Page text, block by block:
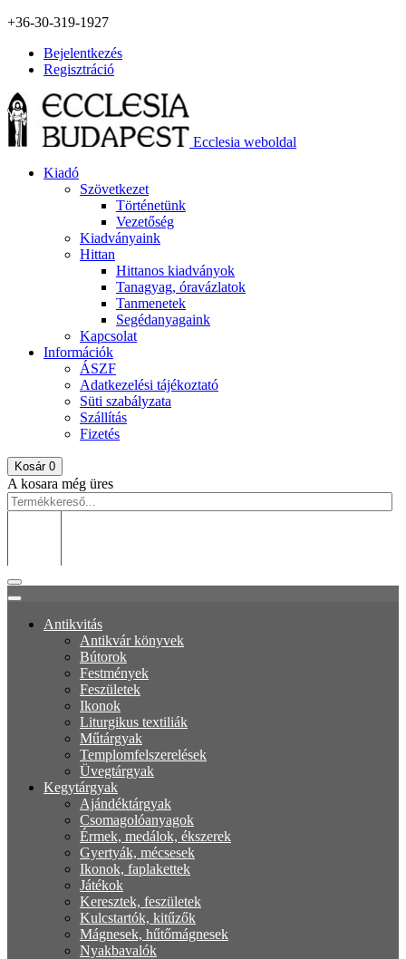
+36-30-319-1927
Bejelentkezés
Regisztráció
Ecclesia weboldal
Kiadó
Szövetkezet
Történetünk
Vezetőség
Kiadványaink
Hittan
Hittanos kiadványok
Tanagyag, óravázlatok
Tanmenetek
Segédanyagaink
Kapcsolat
Információk
ÁSZF
Adatkezelési tájékoztató
Süti szabályzata
Szállítás
Fizetés
Kosár 0
A kosara még üres
Antikvitás
Antikvár könyvek
Bútorok
Festmények
Feszületek
Ikonok
Liturgikus textiliák
Műtárgyak
Templomfelszerelések
Üvegtárgyak
Kegytárgyak
Ajándéktárgyak
Csomagolóanyagok
Érmek, medálok, ékszerek
Gyertyák, mécsesek
Ikonok, faplakettek
Játékok
Keresztek, feszületek
Kulcstartók, kitűzők
Mágnesek, hűtőmágnesek
Nyakbavalók